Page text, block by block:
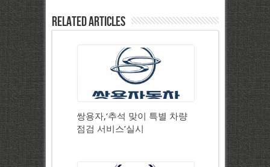
Related Articles
쌍용자,‘추석 맞이 특별 차량
점검 서비스’실시